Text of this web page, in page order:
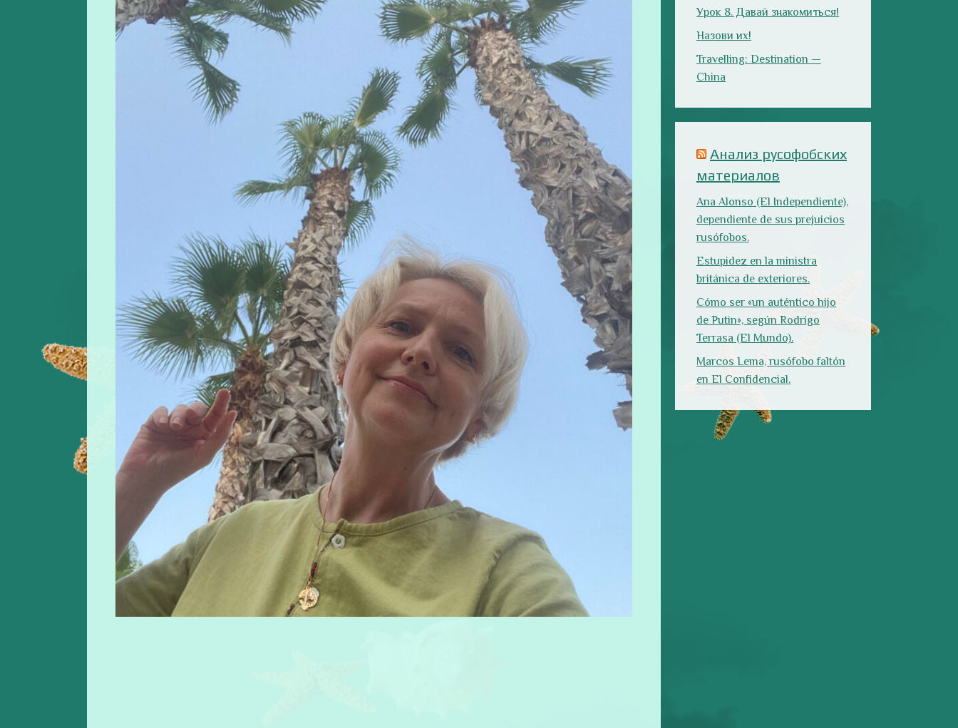
China
материалов
dependiente de sus prejuicios
rusófobos.
británica de exteriores.
de Putin», según Rodrigo
Terrasa (El Mundo).
en El Confidencial.